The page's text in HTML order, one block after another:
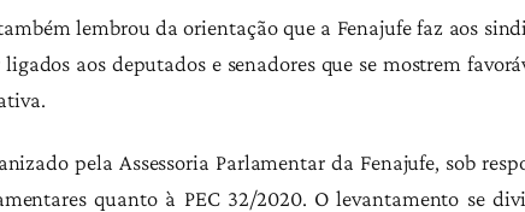
lembrou da orientação que a Fenajufe faz aos
aos deputados e senadores que se mostrem
pela Assessoria Parlamentar da Fenajufe, sob
quanto à PEC 32/2020. O levantamento se